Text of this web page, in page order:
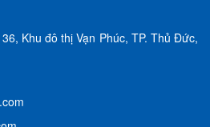
Khu đô thị Vạn Phúc, TP. Thủ Đức,